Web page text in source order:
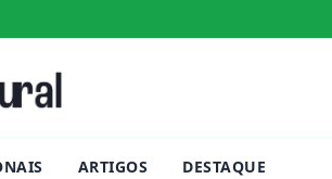
ARTIGOS DESTAQUE